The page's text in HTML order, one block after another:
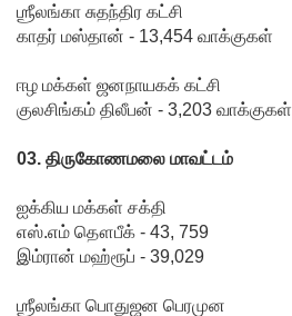
குறைபாடு
காரணமா
புதிய
இலங்கை
ஶ்ரீலங்கா சுதந்திர கட்சி
காதர் மஸ்தான் - 13,454 வாக்குகள்
ஈழ மக்கள் ஜனநாயகக் கட்சி
குலசிங்கம் திலீபன் - 3,203 வாக்குகள்
03. திருகோணமலை மாவட்டம்
ஐக்கிய மக்கள் சக்தி
எஸ்.எம் தௌபீக் - 43, 759
இம்ரான் மஹ்ரூப் - 39,029
ஶ்ரீலங்கா பொதுஜன பெரமுன